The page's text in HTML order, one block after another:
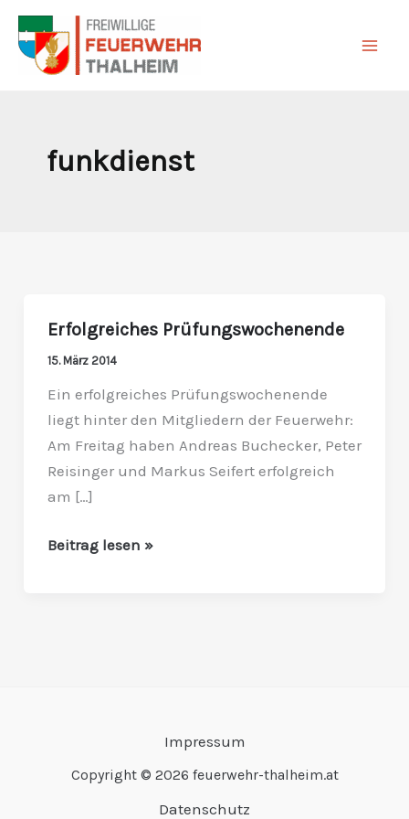
Zum
Inhalt
springen
funkdienst
Erfolgreiches Prüfungswochenende
15. März 2014
Ein erfolgreiches Prüfungswochenende
liegt hinter den Mitgliedern der Feuerwehr:
Am Freitag haben Andreas Buchecker, Peter
Reisinger und Markus Seifert erfolgreich
am […]
Erfolgreiches
Prüfungswochenende
Beitrag lesen »
Impressum
Copyright © 2026 feuerwehr-thalheim.at
Datenschutz